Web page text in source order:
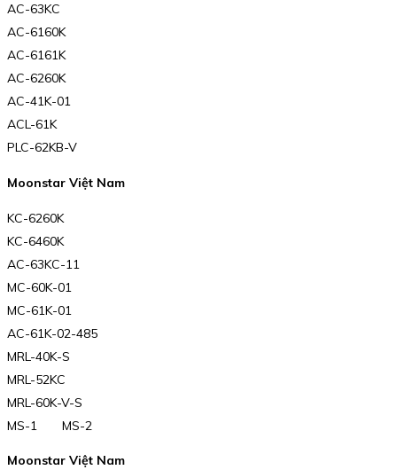
AC-63KC
AC-6160K
AC-6161K
AC-6260K
AC-41K-01
ACL-61K
PLC-62KB-V
Moonstar Việt Nam
KC-6260K
KC-6460K
AC-63KC-11
MC-60K-01
MC-61K-01
AC-61K-02-485
MRL-40K-S
MRL-52KC
MRL-60K-V-S
MS-1 MS-2
Moonstar Việt Nam